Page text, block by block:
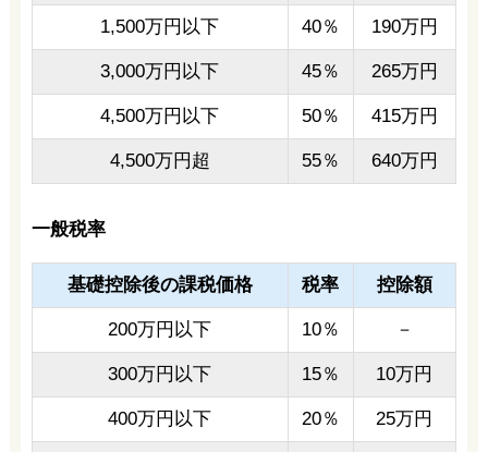
1,500万円以下 40％ 190万円
3,000万円以下 45％ 265万円
4,500万円以下 50％ 415万円
4,500万円超 55％ 640万円
一般税率
基礎控除後の課税価格 税率 控除額
200万円以下 10％ －
300万円以下 15％ 10万円
400万円以下 20％ 25万円